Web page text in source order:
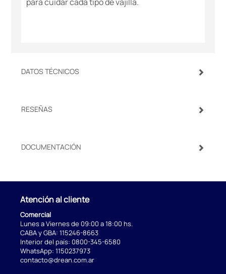
para cuidar cada tipo de vajilla.
DATOS TÉCNICOS
RESEÑAS
DOCUMENTACIÓN
Atención al cliente
Comercial
Lunes a Viernes de 09:00 a 18:00 hs.
CABA y GBA: 115246-8663
Interior del país: 0800-345-6580
WhatsApp: 1150237973
contacto@drean.com.ar